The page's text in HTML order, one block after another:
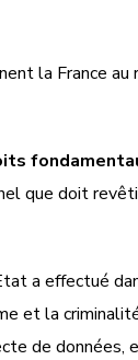
la France
que doit
a effectué
la
de